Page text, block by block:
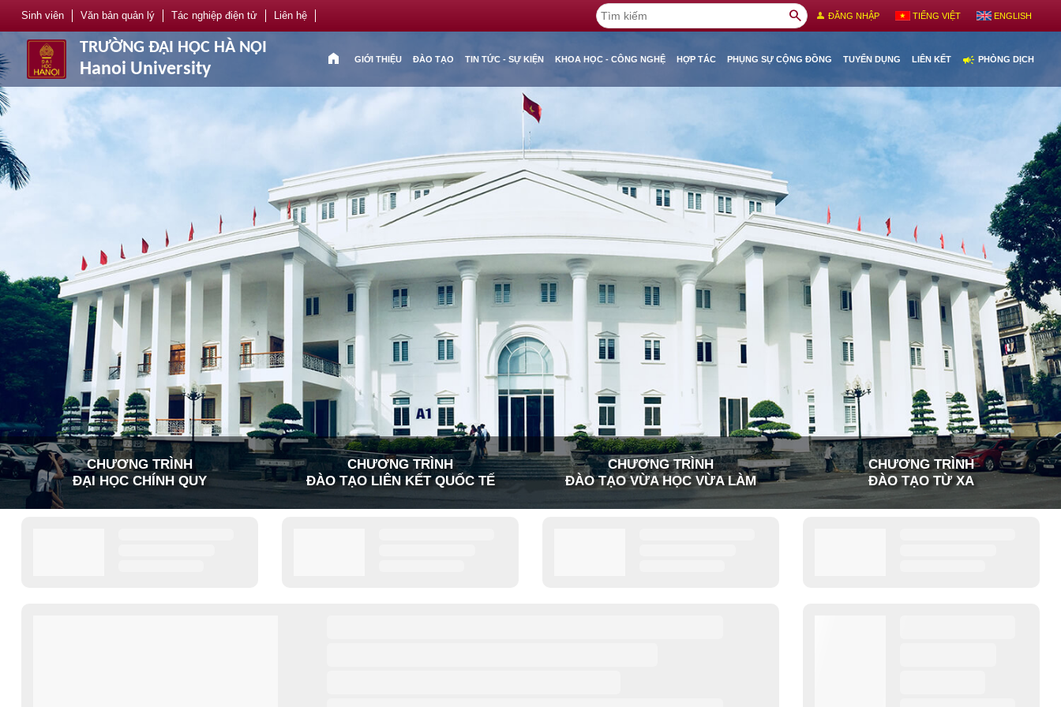
Sinh viên Văn bản quản lý Tác nghiệp điện tử Liên hệ search person ĐĂNG NHẬP TIẾNG VIỆT ENGLISH
TRƯỜNG ĐẠI HỌC HÀ NỘI
Hanoi University
home GIỚI THIỆU ĐÀO TẠO TIN TỨC - SỰ KIỆN KHOA HỌC - CÔNG NGHỆ HỢP TÁC PHỤNG SỰ CỘNG ĐỒNG TUYỂN DỤNG LIÊN KẾT campaign PHÒNG DỊCH
CHƯƠNG TRÌNH
ĐẠI HỌC CHÍNH QUY
CHƯƠNG TRÌNH
ĐÀO TẠO LIÊN KẾT QUỐC TẾ
CHƯƠNG TRÌNH
ĐÀO TẠO VỪA HỌC VỪA LÀM
CHƯƠNG TRÌNH
ĐÀO TẠO TỪ XA